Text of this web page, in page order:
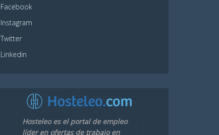
Facebook
Instagram
Twitter
Linkedin
Hosteleo es el portal de empleo
líder en ofertas de trabajo en